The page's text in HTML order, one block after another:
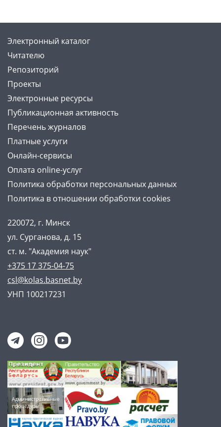
Электронный каталог
Читателю
Репозиторий
Проекты
Электронные ресурсы
Публикационная активность
Перечень журналов
Платные услуги
Онлайн-сервисы
Оплата online-услуг
Политика обработки персональных данных
Политика в отношении обработки cookies
220072, г. Минск
ул. Сурганова, д. 15
ст. м. "Академия наук"
+375 17 375-04-75
csl@kolas.basnet.by
УНП 100217231